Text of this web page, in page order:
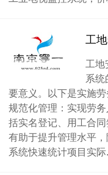
工地
系统
要意义。以下是实施
规范化管理：实现劳
括实名登记、用工合
有助于提升管理水平
系统快速统计项目实际